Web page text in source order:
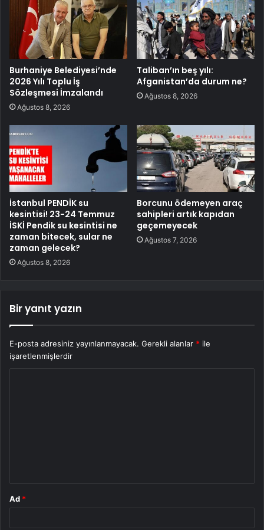
Burhaniye Belediyesi’nde
2026 Yılı Toplu İş
Sözleşmesi İmzalandı
Ağustos 8, 2026
Taliban’ın beş yılı:
Afganistan’da durum ne?
Ağustos 8, 2026
İstanbul PENDİK su
kesintisi! 23-24 Temmuz
İSKİ Pendik su kesintisi ne
zaman bitecek, sular ne
zaman gelecek?
Ağustos 8, 2026
Borcunu ödemeyen araç
sahipleri artık kapıdan
geçemeyecek
Ağustos 7, 2026
Bir yanıt yazın
E-posta adresiniz yayınlanmayacak. Gerekli alanlar * ile
işaretlenmişlerdir
Ad *